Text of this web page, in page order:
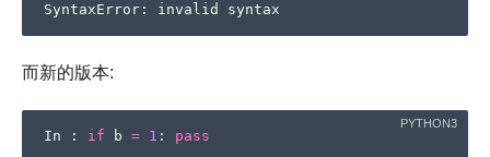
SyntaxError : invalid syntax
而新的版本:
In : if b = 1 :
pass